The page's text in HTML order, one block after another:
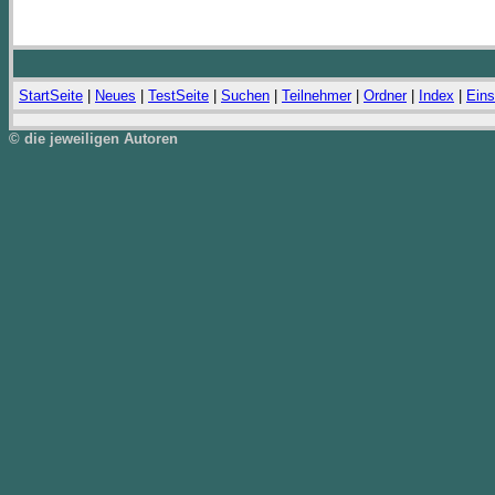
StartSeite Neues TestSeite Suchen Teilnehmer| Ordner| Index
© die jeweiligen Autoren